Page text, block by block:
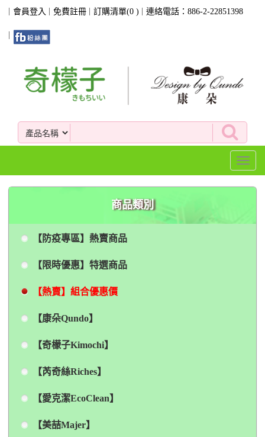
會員登入 免費註冊 訂購清單(0 ) 連絡電話：886-2-22851398
Toggle
商品類別
【防疫專區】熱賣商品
【限時優惠】特選商品
【熱賣】組合優惠價
【康朵Qundo】
【奇檬子Kimochi】
【芮奇絲Riches】
【愛克潔EcoClean】
【美喆Majer】